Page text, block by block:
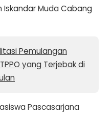
Iskandar Muda Cabang
Pemulangan
yang Terjebak di
Pascasarjana